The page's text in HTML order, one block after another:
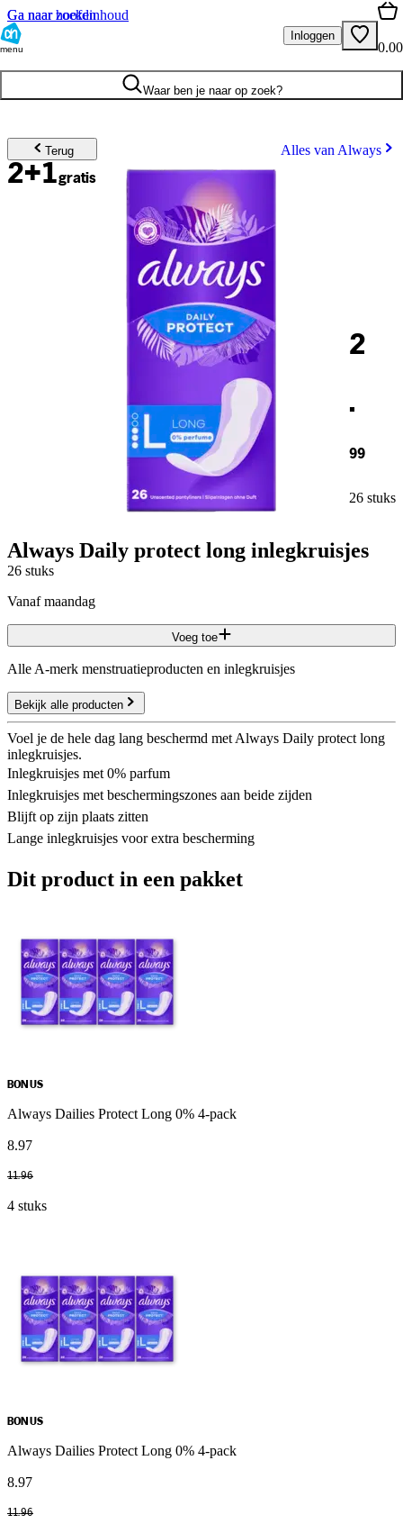
Ga naar hoofdinhoud
Ga naar zoeken
menu
Inloggen
0.00
Waar ben je naar op zoek?
Terug Alles van Always
2+1gratis
2
.
99
26 stuks
Always Daily protect long inlegkruisjes
26 stuks
vanaf maandag
Voeg toe
Alle A-merk menstruatieproducten en inlegkruisjes
Bekijk alle producten
Voel je de hele dag lang beschermd met Always Daily protect long
inlegkruisjes.
Inlegkruisjes met 0% parfum
Inlegkruisjes met beschermingszones aan beide zijden
Blijft op zijn plaats zitten
Lange inlegkruisjes voor extra bescherming
Dit product in een pakket
BONUS
Always Dailies Protect Long 0% 4-pack
8.97
11.96
4 stuks
BONUS
Always Dailies Protect Long 0% 4-pack
8.97
11.96